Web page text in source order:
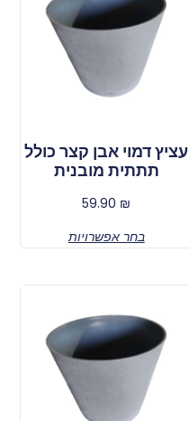
עציץ דמוי אבן קצר כולל
תתתית מובנית
59.90 ₪
בחר אפשרויות